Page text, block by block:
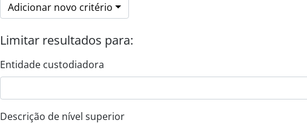
Adicionar novo critério
Limitar resultados para:
Entidade custodiadora
Descrição de nível superior